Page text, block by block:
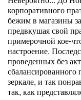
корпоративного
бежим в магазины
предвкушая свой
примерочной кое-
настроение.
проведенных без
сбалансированного
зеркале, и так
так, как